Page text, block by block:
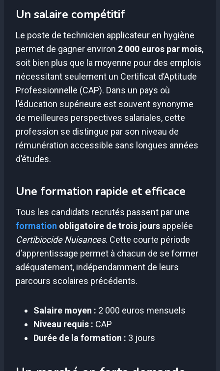
Un salaire compétitif
Le poste de technicien applicateur en hygiène
permet de gagner environ 2 000 euros par mois,
soit bien plus que la moyenne pour des emplois
nécessitant seulement un Certificat d’Aptitude
Professionnelle (CAP). Dans un pays où
l’éducation supérieure est souvent synonyme
de meilleures perspectives salariales, cette
profession se distingue par son niveau de
rémunération accessible sans longues années
d’études.
Une formation rapide et efficace
Tous les candidats recrutés passent par une
formation obligatoire de trois jours appelée
Certibiocide Nuisances. Cette courte période
d’apprentissage permet à chacun de se former
adéquatement, indépendamment de leurs
parcours scolaires précédents.
Salaire moyen : 2 000 euros mensuels
Niveau requis : CAP
Durée de la formation : 3 jours